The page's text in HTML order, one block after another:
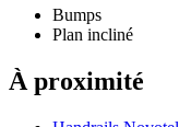
Bumps
Plan incliné
À proximité